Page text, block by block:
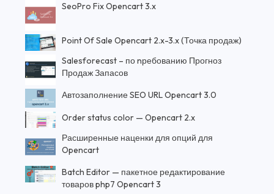
SeoPro Fix Opencart 3.x
Point Of Sale Opencart 2.x-3.x (Точка продаж)
Salesforecast – по nребованию Прогноз
Продаж Запасов
Автозаполнение SEO URL Opencart 3.0
Order status color — Opencart 2.x
Расширенные наценки для опций для
Opencart
Batch Editor — пакетное редактирование
товаров php7 Opencart 3